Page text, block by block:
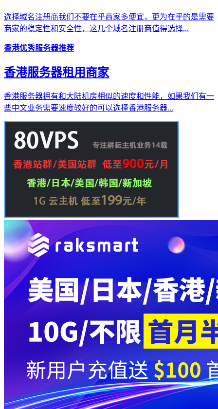
选择域名注册商我们不要在乎商家多便宜，更为在乎的是需要
商家的稳定性和安全性，这几个域名注册商值得选择...
香港优秀服务器推荐
香港服务器租用商家
香港服务器拥有和大陆机房相似的速度和性能，如果我们有一
些中文业务需要速度较好的可以选择香港服务器...